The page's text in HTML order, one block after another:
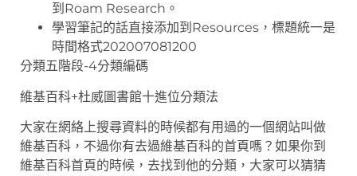
到Roam Research。
學習筆記的話直接添加到Resources，標題統一是
時間格式202007081200
分類五階段-4分類編碼
維基百科+杜威圖書館十進位分類法
大家在網絡上搜尋資料的時候都有用過的一個網站叫做
維基百科，不過你有去過維基百科的首頁嗎？如果你到
維基百科首頁的時候，去找到他的分類，大家可以猜猜